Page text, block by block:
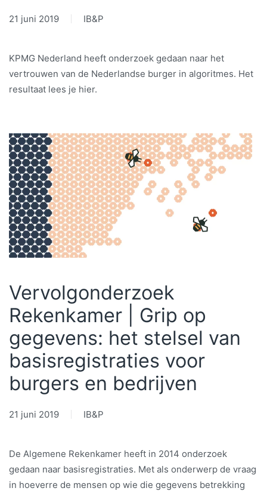
21 juni 2019 IB&P
KPMG Nederland heeft onderzoek gedaan naar het
vertrouwen van de Nederlandse burger in algoritmes. Het
resultaat lees je hier.
Vervolgonderzoek
Rekenkamer | Grip op
gegevens: het stelsel van
basisregistraties voor
burgers en bedrijven
21 juni 2019 IB&P
De Algemene Rekenkamer heeft in 2014 onderzoek
gedaan naar basisregistraties. Met als onderwerp de vraag
in hoeverre de mensen op wie die gegevens betrekking